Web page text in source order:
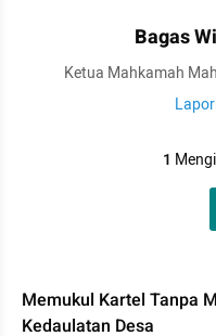
Bagas
Ketua Mahkamah
1
Memukul Kartel Tanpa
Kedaulatan Desa